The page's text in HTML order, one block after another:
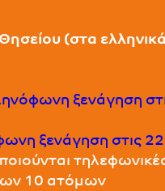
(στα
ξενάγηση
ξενάγηση στις
10 ατόμων